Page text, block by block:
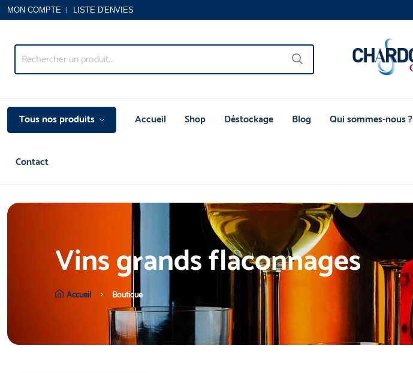
MON COMPTE LISTE D'ENVIES
Tous nos produits Accueil Shop Déstockage Blog Qui sommes-nous ?
Contact
Vins grands flaconnages
Accueil Boutique